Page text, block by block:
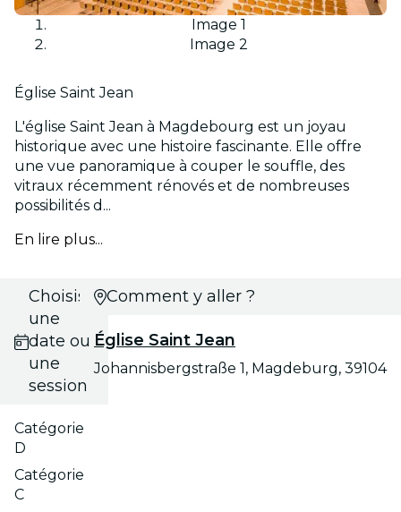
Image 1
Image 2
Église Saint Jean
L'église Saint Jean à Magdebourg est un joyau
historique avec une histoire fascinante. Elle offre
une vue panoramique à couper le souffle, des
vitraux récemment rénovés et de nombreuses
possibilités d...
En lire plus...
Choisis
une
date ou
une
session
Catégorie
D
Catégorie
C
Comment y aller ?
Église Saint Jean
Johannisbergstraße 1, Magdeburg, 39104